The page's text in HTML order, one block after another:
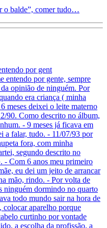
o balde”, comer tudo…
por gent